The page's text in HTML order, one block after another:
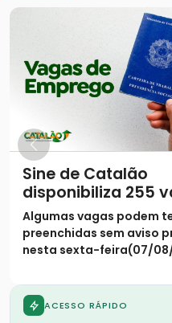
Sine de Catalão
disponibiliza 255
de empregos
Algumas vagas podem
preenchidas sem aviso
nesta sexta-feira(07/
CPF
ACESSO RÁPIDO